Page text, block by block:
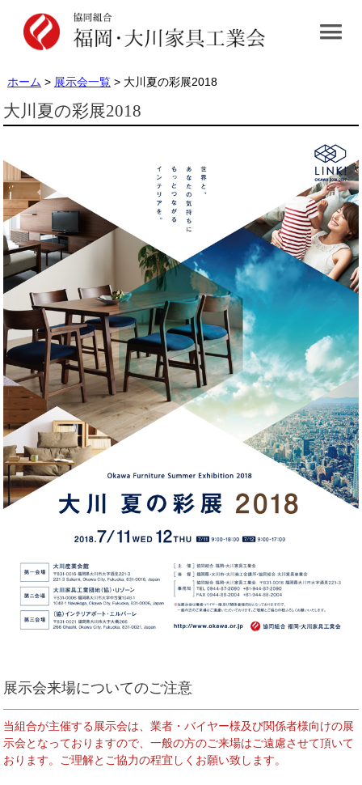
ホーム > 展示会一覧> 大川夏の彩展2018
大川夏の彩展2018
展示会来場についてのご注意
当組合が主催する展示会は、業者・バイヤー様及び関係者様向けの展
示会となっておりますので、一般の方のご来場はご遠慮させて頂いて
おります。ご理解とご協力の程宜しくお願い致します。